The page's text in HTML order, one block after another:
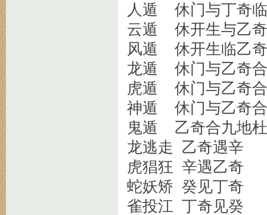
人遁 休门与丁奇
云遁 休开生与乙
风遁 休开生临乙
龙遁 休门与乙奇
虎遁 休门与乙奇
神遁 休门与乙奇
鬼遁 乙奇合九地
龙逃走 乙奇遇辛
虎猖狂 辛遇乙奇
蛇妖矫 癸见丁奇
雀投江 丁奇见癸